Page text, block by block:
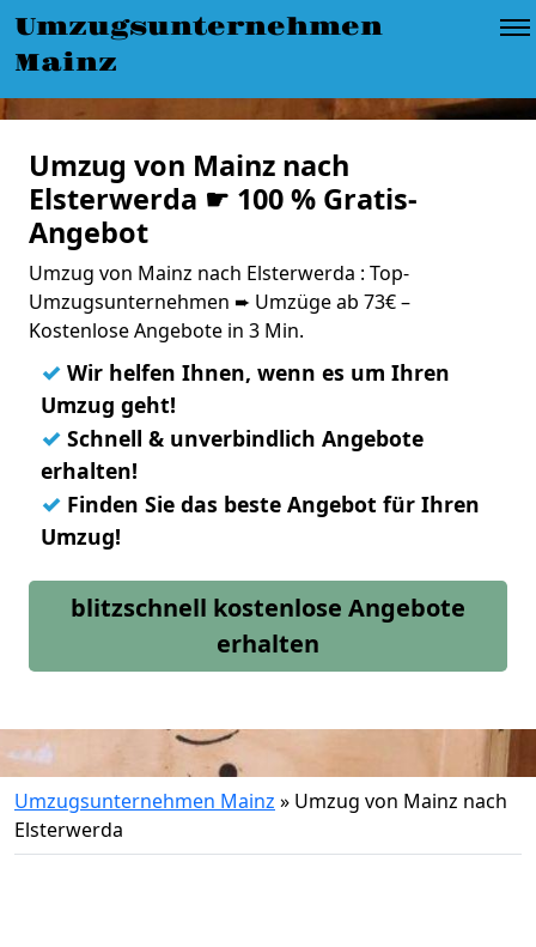
Umzugsunternehmen
Mainz
Umzug von Mainz nach
Elsterwerda ☛ 100 % Gratis-
Angebot
Umzug von Mainz nach Elsterwerda : Top-
Umzugsunternehmen ➨ Umzüge ab 73€ –
Kostenlose Angebote in 3 Min.
✓ Wir helfen Ihnen, wenn es um Ihren
Umzug geht!
✓ Schnell & unverbindlich Angebote
erhalten!
✓ Finden Sie das beste Angebot für Ihren
Umzug!
blitzschnell kostenlose Angebote
erhalten
Umzugsunternehmen Mainz » Umzug von Mainz nach
Elsterwerda